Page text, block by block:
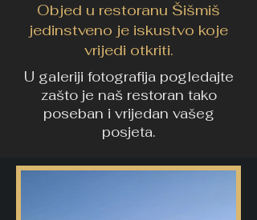
Objed u restoranu Šišmiš
jedinstveno je iskustvo koje
vrijedi otkriti.
U galeriji fotografija pogledajte
zašto je naš restoran tako
poseban i vrijedan vašeg
posjeta.